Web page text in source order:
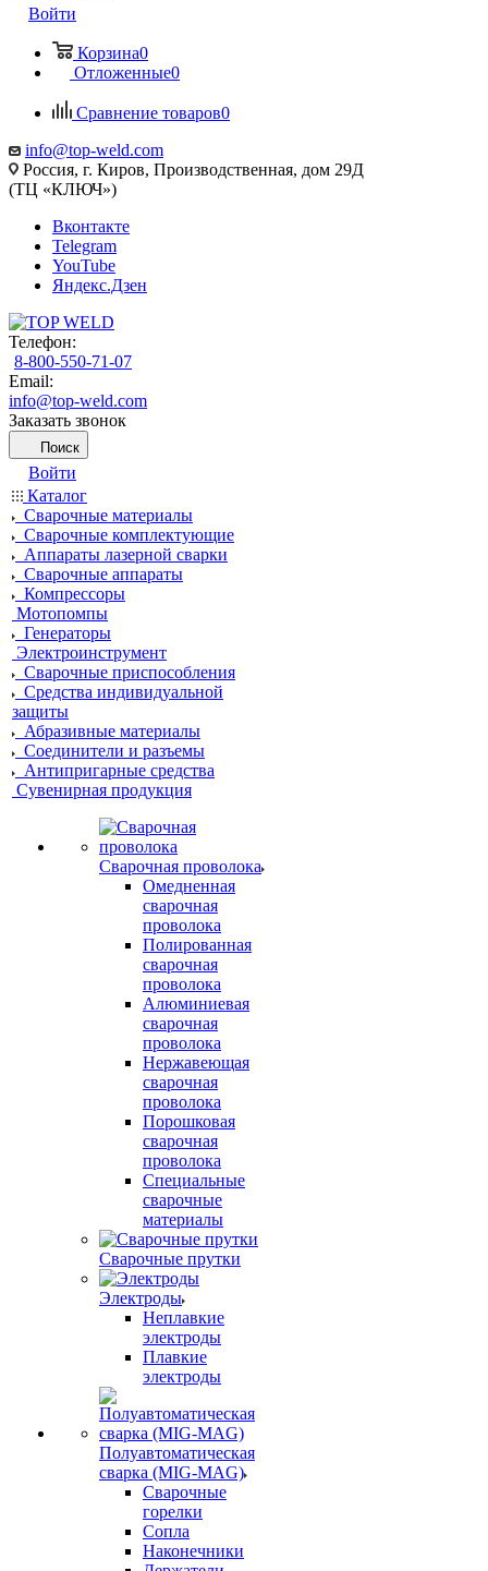
Войти
Корзина0
Отложенные0
Сравнение товаров0
info@top-weld.com
Россия, г. Киров, Производственная, дом 29Д
(ТЦ «КЛЮЧ»)
Вконтакте
Telegram
YouTube
Яндекс.Дзен
Телефон:
8-800-550-71-07
Email:
info@top-weld.com
Заказать звонок
Поиск
Войти
Каталог
Сварочные материалы
Сварочные комплектующие
Аппараты лазерной сварки
Сварочные аппараты
Компрессоры
Мотопомпы
Генераторы
Электроинструмент
Сварочные приспособления
Средства индивидуальной
защиты
Абразивные материалы
Соединители и разъемы
Антипригарные средства
Сувенирная продукция
Сварочная проволока
Омедненная
сварочная
проволока
Полированная
сварочная
проволока
Алюминиевая
сварочная
проволока
Нержавеющая
сварочная
проволока
Порошковая
сварочная
проволока
Специальные
сварочные
материалы
Сварочные прутки
Электроды
Неплавкие
электроды
Плавкие
электроды
Полуавтоматическая
сварка (MIG-MAG)
Сварочные
горелки
Сопла
Наконечники